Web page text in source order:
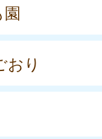
園
おり